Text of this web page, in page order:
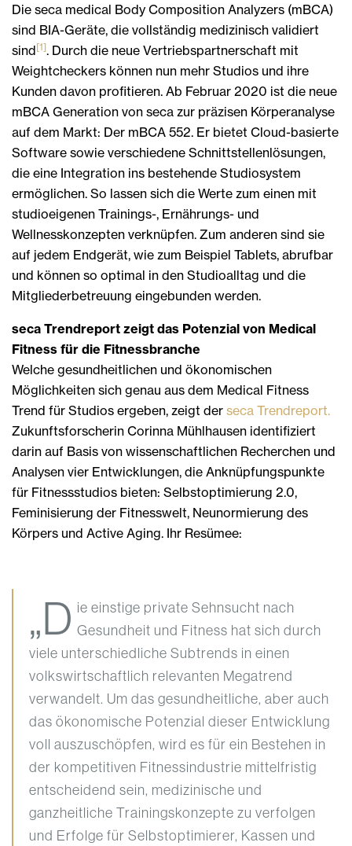
Die seca medical Body Composition Analyzers (mBCA)
sind BIA-Geräte, die vollständig medizinisch validiert
sind[1]. Durch die neue Vertriebspartnerschaft mit
Weightcheckers können nun mehr Studios und ihre
Kunden davon profitieren. Ab Februar 2020 ist die neue
mBCA Generation von seca zur präzisen Körperanalyse
auf dem Markt: Der mBCA 552. Er bietet Cloud-basierte
Software sowie verschiedene Schnittstellenlösungen,
die eine Integration ins bestehende Studiosystem
ermöglichen. So lassen sich die Werte zum einen mit
studioeigenen Trainings-, Ernährungs- und
Wellnesskonzepten verknüpfen. Zum anderen sind sie
auf jedem Endgerät, wie zum Beispiel Tablets, abrufbar
und können so optimal in den Studioalltag und die
Mitgliederbetreuung eingebunden werden.
seca Trendreport zeigt das Potenzial von Medical
Fitness für die Fitnessbranche
Welche gesundheitlichen und ökonomischen
Möglichkeiten sich genau aus dem Medical Fitness
Trend für Studios ergeben, zeigt der seca Trendreport.
Zukunftsforscherin Corinna Mühlhausen identifiziert
darin auf Basis von wissenschaftlichen Recherchen und
Analysen vier Entwicklungen, die Anknüpfungspunkte
für Fitnessstudios bieten: Selbstoptimierung 2.0,
Feminisierung der Fitnesswelt, Neunormierung des
Körpers und Active Aging. Ihr Resümee:
„D ie einstige private Sehnsucht nach
Gesundheit und Fitness hat sich durch
viele unterschiedliche Subtrends in einen
volkswirtschaftlich relevanten Megatrend
verwandelt. Um das gesundheitliche, aber auch
das ökonomische Potenzial dieser Entwicklung
voll auszuschöpfen, wird es für ein Bestehen in
der kompetitiven Fitnessindustrie mittelfristig
entscheidend sein, medizinische und
ganzheitliche Trainingskonzepte zu verfolgen
und Erfolge für Selbstoptimierer, Kassen und